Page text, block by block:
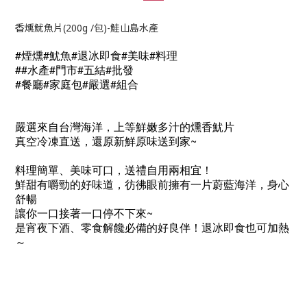
香燻魷魚片(200g /包)-鮭山島水產
#煙燻#魷魚#退冰即食#美味#料理
##水產#門市#五結#批發
#餐廳#家庭包#嚴選#組合
嚴選來自台灣海洋，上等鮮嫩多汁的燻香魷片
真空冷凍直送，還原新鮮原味送到家~
料理簡單、美味可口，送禮自用兩相宜！
鮮甜有嚼勁的好味道，彷彿眼前擁有一片蔚藍海洋，身心
舒暢
讓你一口接著一口停不下來~
是宵夜下酒、零食解饞必備的好良伴！退冰即食也可加熱
～